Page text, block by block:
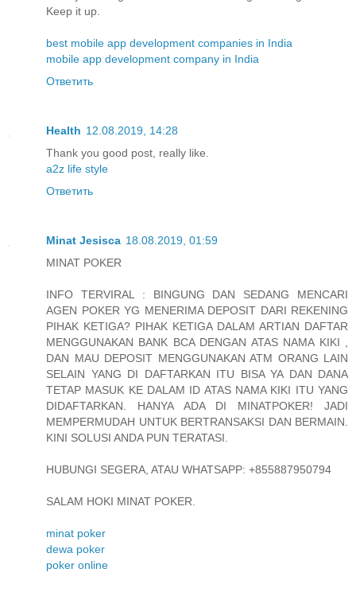
Keep it up.
best mobile app development companies in India
mobile app development company in India
Ответить
Health 12.08.2019, 14:28
Thank you good post, really like.
a2z life style
Ответить
Minat Jesisca 18.08.2019, 01:59
MINAT POKER
INFO TERVIRAL : BINGUNG DAN SEDANG MENCARI
AGEN POKER YG MENERIMA DEPOSIT DARI REKENING
PIHAK KETIGA? PIHAK KETIGA DALAM ARTIAN DAFTAR
MENGGUNAKAN BANK BCA DENGAN ATAS NAMA KIKI ,
DAN MAU DEPOSIT MENGGUNAKAN ATM ORANG LAIN
SELAIN YANG DI DAFTARKAN ITU BISA YA DAN DANA
TETAP MASUK KE DALAM ID ATAS NAMA KIKI ITU YANG
DIDAFTARKAN. HANYA ADA DI MINATPOKER! JADI
MEMPERMUDAH UNTUK BERTRANSAKSI DAN BERMAIN.
KINI SOLUSI ANDA PUN TERATASI.
HUBUNGI SEGERA, ATAU WHATSAPP: +855887950794
SALAM HOKI MINAT POKER.
minat poker
dewa poker
poker online